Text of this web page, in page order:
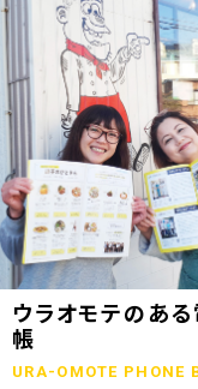
弊社顧問税理士小関先
ウラオモテのある
帳
URA-OMOTE PHONE